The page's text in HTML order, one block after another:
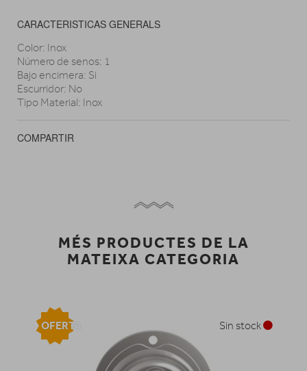
CARACTERISTICAS GENERALS
Color: Inox
Número de senos: 1
Bajo encimera: Si
Escurridor: No
Tipo Material: Inox
COMPARTIR
MÉS PRODUCTES DE LA
MATEIXA CATEGORIA
Sin stock
OFERTA